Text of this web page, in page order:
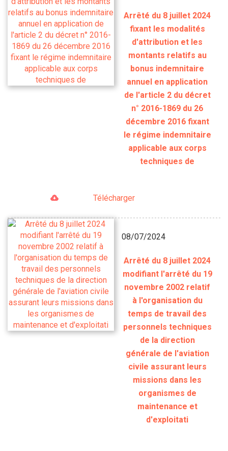
Arrêté du 8 juillet 2024
fixant les modalités
d'attribution et les
montants relatifs au
bonus indemnitaire
annuel en application
de l'article 2 du décret
n° 2016-1869 du 26
décembre 2016 fixant
le régime indemnitaire
applicable aux corps
techniques de
Télécharger
08/07/2024
Arrêté du 8 juillet 2024
modifiant l'arrêté du 19
novembre 2002 relatif
à l'organisation du
temps de travail des
personnels techniques
de la direction
générale de l'aviation
civile assurant leurs
missions dans les
organismes de
maintenance et
d'exploitati